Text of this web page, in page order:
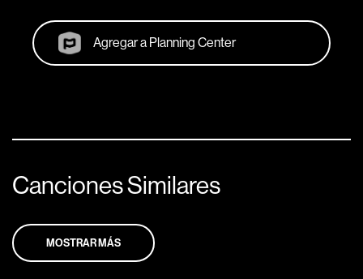
Agregar a Planning Center
Canciones Similares
MOSTRAR MÁS